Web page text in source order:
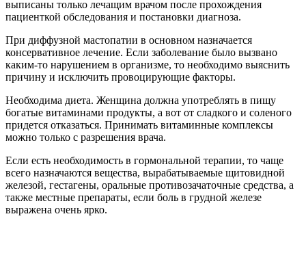
выписаны только лечащим врачом после прохождения
пациенткой обследования и постановки диагноза.
При диффузной мастопатии в основном назначается
консервативное лечение. Если заболевание было вызвано
каким-то нарушением в организме, то необходимо выяснить
причину и исключить провоцирующие факторы.
Необходима диета. Женщина должна употреблять в пищу
богатые витаминами продукты, а вот от сладкого и соленого
придется отказаться. Принимать витаминные комплексы
можно только с разрешения врача.
Если есть необходимость в гормональной терапии, то чаще
всего назначаются вещества, вырабатываемые щитовидной
железой, гестагены, оральные противозачаточные средства, а
также местные препараты, если боль в грудной железе
выражена очень ярко.